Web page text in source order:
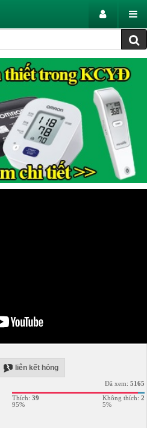
liên kết hỏng
Đã xem: 5165
Thích: 39
95%
Không thích: 2
5%